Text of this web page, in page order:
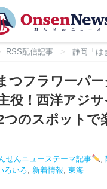
RSS配信記事 静岡「はままつフラワーパーク」6月は
つフラワーパ
役！西洋アジ
つのスポットで
せんニューステーマ記事 ,
ろいろ, 新着情報, 東海